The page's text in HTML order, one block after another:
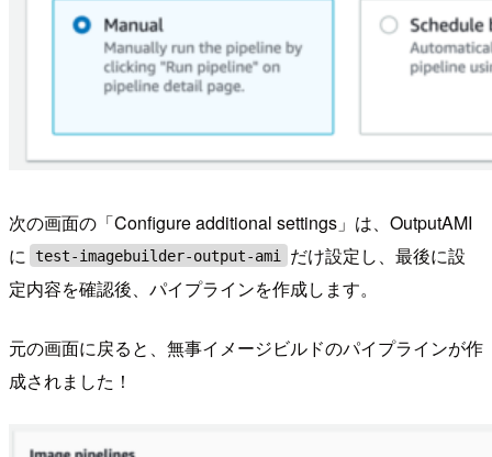
次の画面の「Configure additional settings」は、OutputAMI
に test-imagebuilder-output-ami
だけ設定し、最後に設
定内容を確認後、パイプラインを作成します。
元の画面に戻ると、無事イメージビルドのパイプラインが作
成されました！